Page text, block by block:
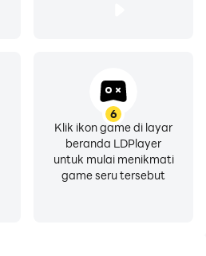
6
Klik ikon game di layar
beranda LDPlayer
untuk mulai menikmati
game seru tersebut